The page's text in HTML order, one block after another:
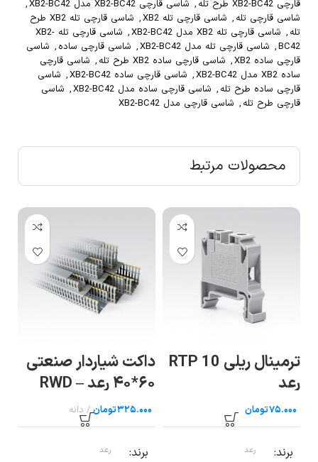
قارچی XB2-BC42 طرح تله
, شاسی قارچی XB2-BC42 مدل XB2-BC42
,
شاسی قارچی تله , شاسی قارچی تله XB2 ,
شاسی قارچی تله XB2 طرح
تله , شاسی قارچی تله XB2 مدل XB2-BC42 ,
شاسی قارچی تله XB2-
BC42
, شاسی قارچی تله مدل XB2-BC42 , شاسی قارچی ساده , شاسی
قارچی ساده XB2
, شاسی قارچی ساده XB2 طرح تله , شاسی قارچی
ساده XB2 مدل XB2-BC42
, شاسی قارچی ساده XB2-BC42 , شاسی
قارچی ساده طرح تله , شاسی قارچی ساده مدل XB2-BC42 , شاسی
قارچی طرح تله , شاسی قارچی مدل XB2-BC42
محصولات مرتبط
داکت شیاردار صنعتی
80×۶۰تومان
برند رعد
داکت شیاردار صنعتی
۸۰*۴۰ رعد – RWD
40×۸۰تومان
برند رعد